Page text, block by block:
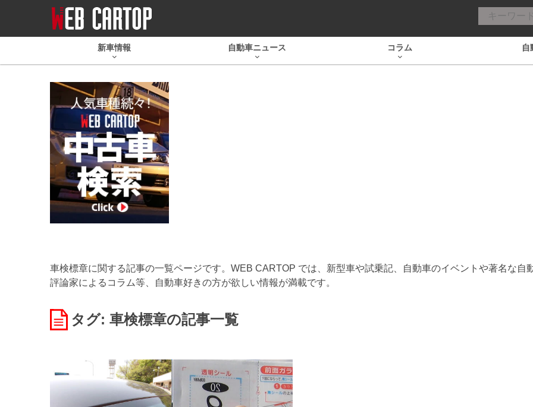
新車情報 自動車ニュース コラム 自
車検標章に関する記事の一覧ページです。WEB CARTOP では、新型車や試乗記、自動車のイベントや著名な自
評論家によるコラム等、自動車好きの方が欲しい情報が満載です。
タグ: 車検標章の記事一覧